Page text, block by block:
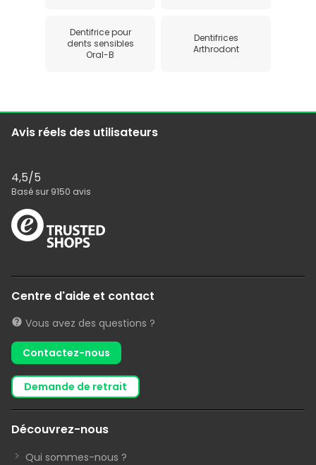
Dentifrice pour
dents sensibles
Oral-B
Dentifrices
Arthrodont
Avis réels des utilisateurs
4,5/5
Basé sur 9150 avis
Centre d'aide et contact
Vous avez des questions ?
Contactez-nous
demande de retrait
Découvrez-nous
Qui sommes-nous ?